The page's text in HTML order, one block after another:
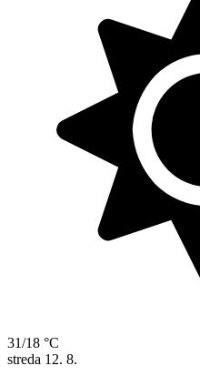
31/18 °C
streda 12. 8.